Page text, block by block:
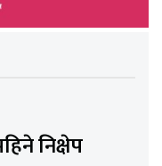
निक्षेप